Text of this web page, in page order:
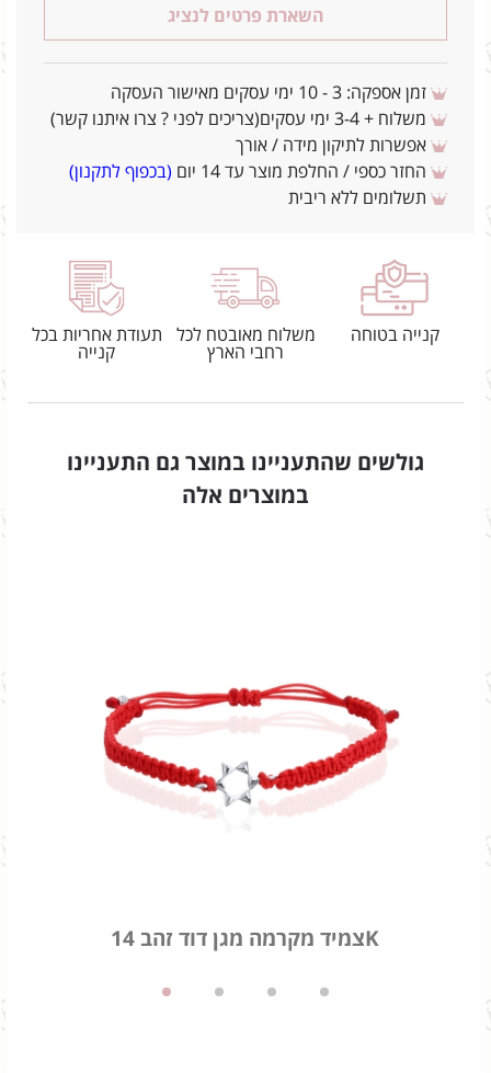
השארת פרטים לנציג
זמן אספקה: 3 - 10 ימי עסקים מאישור העסקה
משלוח + 3-4 ימי עסקים(צריכים לפני ? צרו איתנו קשר)
אפשרות לתיקון מידה / אורך
החזר כספי / החלפת מוצר עד 14 יום
(בכפוף לתקנון)
תשלומים ללא ריבית
קנייה בטוחה
משלוח מאובטח לכל
רחבי הארץ
תעודת אחריות בכל
קנייה
גולשים שהתעניינו במוצר גם התעניינו
במוצרים אלה
צמיד מקרמה מגן דוד זהב 14K